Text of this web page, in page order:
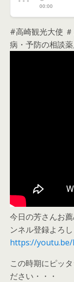
#高崎観光大使
病・予防の相談
今日の芳さんお
ンネル登録よろ
https://youtu.be/
この時期にピッ
ださい・・・